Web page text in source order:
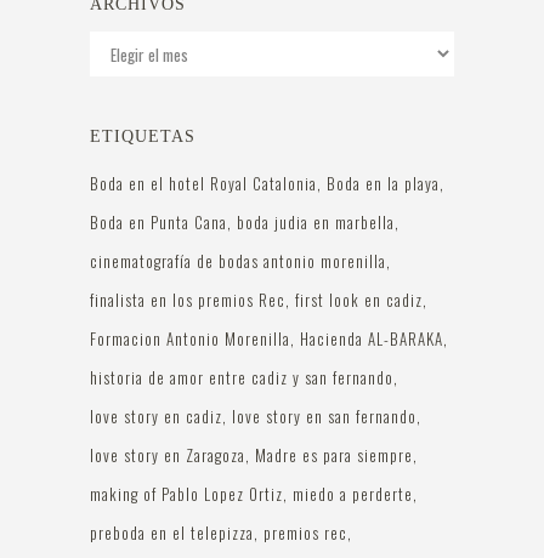
ARCHIVOS
Archivos
ETIQUETAS
Boda en el hotel Royal Catalonia Boda en la playa
Boda en Punta Cana boda judia en marbella
cinematografía de bodas antonio morenilla
finalista en los premios Rec first look en cadiz
Formacion Antonio Morenilla Hacienda AL-BARAKA
historia de amor entre cadiz y san fernando
love story en cadiz love story en san fernando
love story en Zaragoza Madre es para siempre
making of Pablo Lopez Ortiz miedo a perderte
preboda en el telepizza premios rec